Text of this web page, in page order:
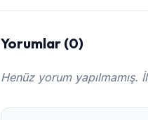
Yorumlar (0)
Henüz yorum yapılmamış.